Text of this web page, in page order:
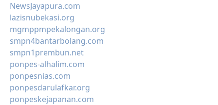
NewsJayapura.com
lazisnubekasi.org
mgmppmpekalongan.org
smpn4bantarbolang.com
smpn1prembun.net
ponpes-alhalim.com
ponpesnias.com
ponpesdarulafkar.org
ponpeskejapanan.com